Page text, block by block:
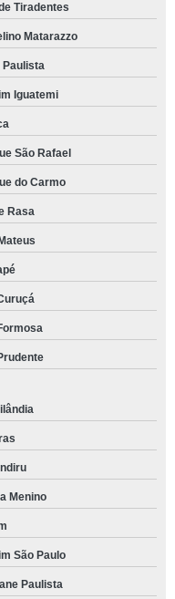
Tiradentes
Matarazzo
Paulista
Iguatemi
São Rafael
do Carmo
Rasa
Menino
São Paulo
Paulista